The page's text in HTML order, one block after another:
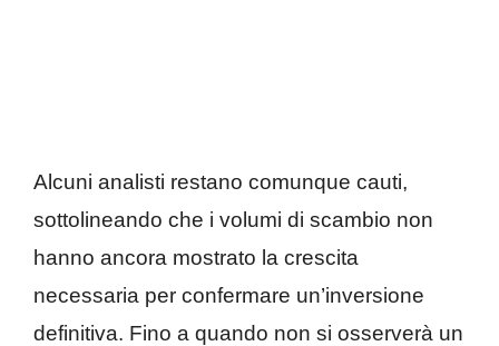
Alcuni analisti restano comunque cauti,
sottolineando che i volumi di scambio non
hanno ancora mostrato la crescita
necessaria per confermare un’inversione
definitiva. Fino a quando non si osserverà un